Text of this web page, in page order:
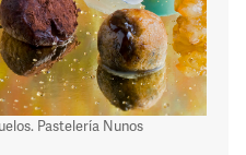
Pastelería Nunos